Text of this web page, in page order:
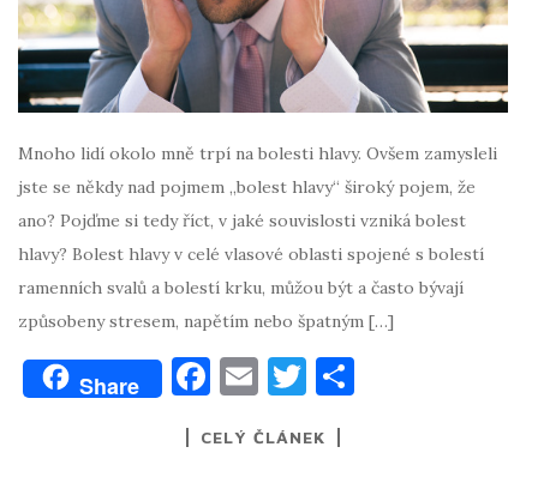
Mnoho lidí okolo mně trpí na bolesti hlavy. Ovšem zamysleli
jste se někdy nad pojmem „bolest hlavy“ široký pojem, že
ano? Pojďme si tedy říct, v jaké souvislosti vzniká bolest
hlavy? Bolest hlavy v celé vlasové oblasti spojené s bolestí
ramenních svalů a bolestí krku, můžou být a často bývají
způsobeny stresem, napětím nebo špatným […]
Share F
c
E
ai
T
it
CELÝ ČLÁNEK